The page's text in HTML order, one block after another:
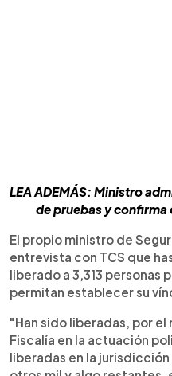
LEA ADEMÁS: Ministro
de pruebas y
El propio ministro de
entrevista con TCS que
liberado a 3,313 personas
permitan establecer su
"Han sido liberadas, por
Fiscalía en la actuación
liberadas en la